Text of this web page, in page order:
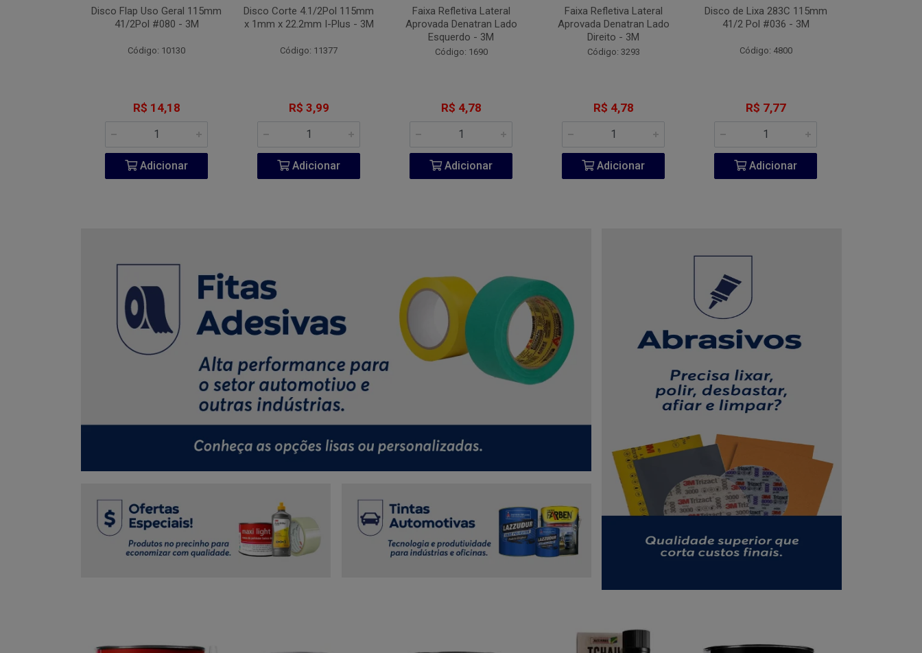
Disco Flap Uso Geral 115mm
41/2Pol #080 - 3M
Código: 10130
R$ 14,18
Adicionar
Disco Corte 4.1/2Pol 115mm
x 1mm x 22.2mm I-Plus - 3M
Código: 11377
R$ 3,99
Adicionar
Faixa Refletiva Lateral
Aprovada Denatran Lado
Esquerdo - 3M
Código: 1690
R$ 4,78
Adicionar
Faixa Refletiva Lateral
Aprovada Denatran Lado
Direito - 3M
Código: 3293
R$ 4,78
Adicionar
Disco de Lixa 283C 115mm
41/2 Pol #036 - 3M
Código: 4800
R$ 7,77
Adicionar